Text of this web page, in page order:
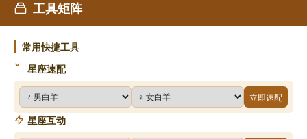
南无功德华佛
南无莲花光游戏神通佛
南无财功德佛
南无德念佛
南无善名称功德佛
工具矩阵
常用快捷工具
星座速配
立即速配
星座互动